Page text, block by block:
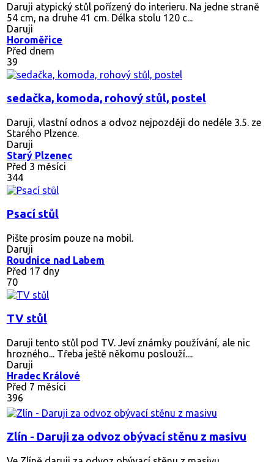
Daruji atypický stůl pořízený do interieru. Na jedne straně
54 cm, na druhe 41 cm. Délka stolu 120 c...
Daruji
Horoměřice
Před dnem
39
sedačka, komoda, rohový stůl, postel
Daruji, vlastní odnos a odvoz nejpozději do neděle 3.5. ze
Starého Plzence.
Daruji
Starý Plzenec
Před 3 měsíci
344
Psací stůl
Pište prosím pouze na mobil.
Daruji
Roudnice nad Labem
Před 17 dny
70
TV stůl
Daruji tento stůl pod TV. Jeví známky používání, ale nic
hrozného... Třeba ještě někomu poslouží....
Daruji
Hradec Králové
Před 7 měsíci
396
Zlín - Daruji za odvoz obývací stěnu z masivu